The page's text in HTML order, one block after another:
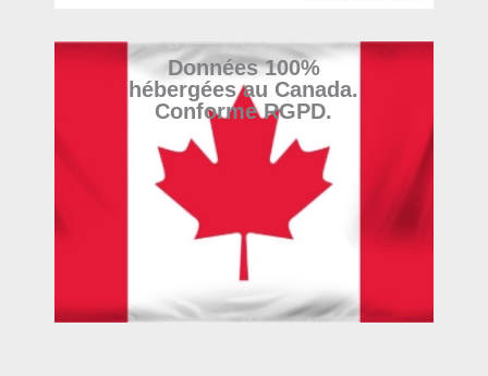
Données 100%
hébergées au Canada.
Conforme RGPD.